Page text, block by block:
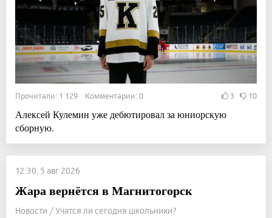
Прочитали: 1 129 Комментарии: 0 3 10
Алексей Кулемин уже дебютировал за юниорскую
сборную.
12:30, 5 авг 2026
Жара вернётся в Магнитогорск
Новости / Учатся ли сегодня школьники?